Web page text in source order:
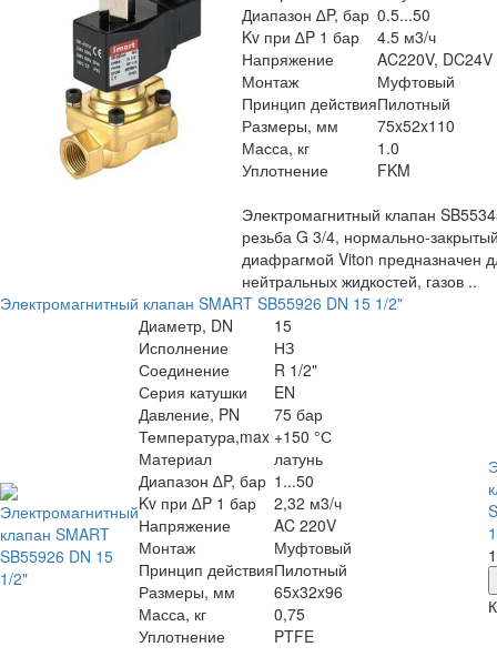
Диапазон ∆P, бар 0.5...50
Kv при ∆P 1 бар
4.5 м3/ч
Напряжение
AC220V, DC24V
Монтаж
Муфтовый
Принцип действияПилотный
Размеры, мм
75x52x110
Масса, кг
1.0
Уплотнение
FKM
Электромагнитный клапан
резьба G 3/4, нормально-
диафрагмой Viton предназначен
нейтральных жидкостей, газов ..
Электромагнитный клапан SMART SB55926 DN 15 1/2"
Диаметр, DN
15
Исполнение
НЗ
Соединение
R 1/2"
Серия катушки
EN
Давление, PN
75 бар
Температура,max +150 °С
Материал
латунь
Диапазон ∆P, бар 1...50
Kv при ∆P 1 бар
2,32 м3/ч
Напряжение
AC 220V
Монтаж
Муфтовый
Принцип действияПилотный
Размеры, мм
65x32x96
Масса, кг
0,75
Уплотнение
PTFE